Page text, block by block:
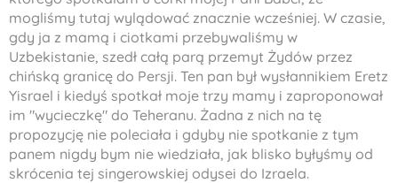
mogliśmy tutaj wylądować znacznie wcześniej. W czasie,
gdy ja z mamą i ciotkami przebywaliśmy w
Uzbekistanie, szedł całą parą przemyt Żydów przez
chińską granicę do Persji. Ten pan był wysłannikiem Eretz
Yisrael i kiedyś spotkał moje trzy mamy i zaproponował
im "wycieczkę" do Teheranu. Żadna z nich na tę
propozycję nie poleciała i gdyby nie spotkanie z tym
panem nigdy bym nie wiedziała, jak blisko byłyśmy od
skrócenia tej singerowskiej odysei do Izraela.